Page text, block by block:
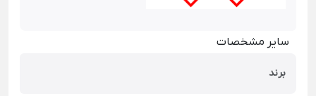
سایر مشخصات
برند